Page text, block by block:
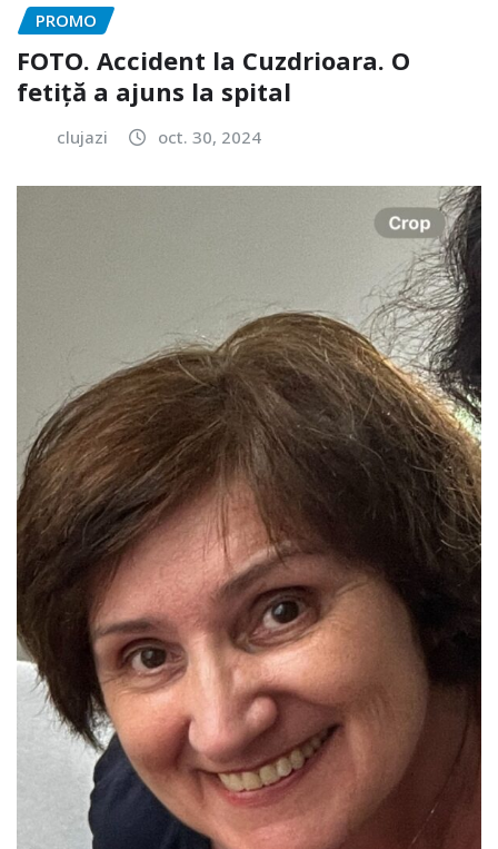
PROMO
FOTO. Accident la Cuzdrioara. O
fetiță a ajuns la spital
clujazi oct. 30, 2024